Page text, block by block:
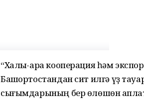
“Халыҡ-ара кооперация һәм
Башҡортостандан сит илгә үҙ
сығымдарының бер өлөшөн